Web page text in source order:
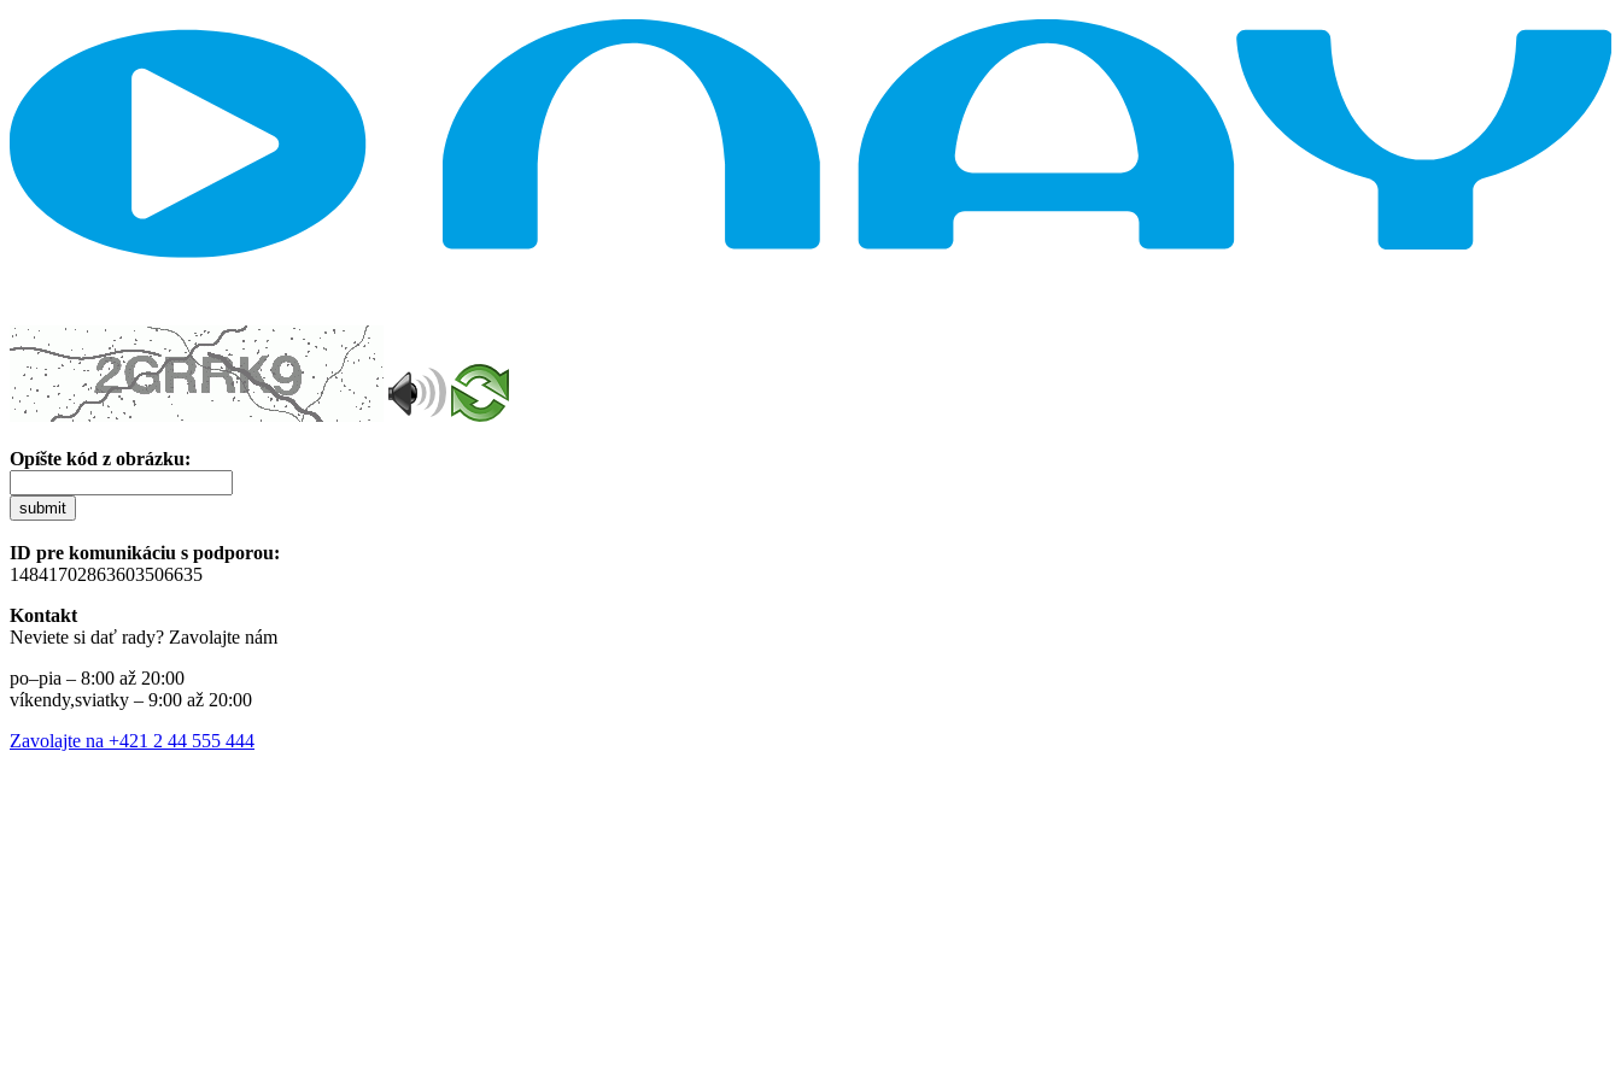
Opíšte kód z obrázku:
submit
ID pre komunikáciu s podporou:
14841702863603506635
Kontakt
Neviete si dať rady? Zavolajte nám
po–pia – 8:00 až 20:00
víkendy,sviatky – 9:00 až 20:00
Zavolajte na +421 2 44 555 444